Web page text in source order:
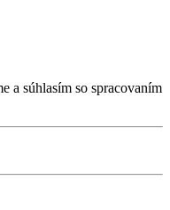
a súhlasím so spracovaním